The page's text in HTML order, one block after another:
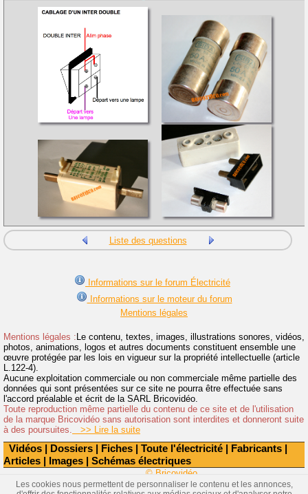
Vidéos | Dossiers | Fiches | Toute l'électricité | Fabricants |
Articles | Images | Schémas électriques
Liste des questions
Informations sur le forum Électricité
Informations sur le moteur du forum
Mentions légales
Mentions légales : Le contenu, textes, images, illustrations sonores, vidéos,
photos, animations, logos et autres documents constituent ensemble une
œuvre protégée par les lois en vigueur sur la propriété intellectuelle (article
L.122-4).
Aucune exploitation commerciale ou non commerciale même partielle des
données qui sont présentées sur ce site ne pourra être effectuée sans
l'accord préalable et écrit de la SARL Bricovidéo.
Toute reproduction même partielle du contenu de ce site et de l'utilisation
de la marque Bricovidéo sans autorisation sont interdites et donneront suite
à des poursuites. >> Lire la suite
© Bricovidéo
Les cookies nous permettent de personnaliser le contenu et les annonces,